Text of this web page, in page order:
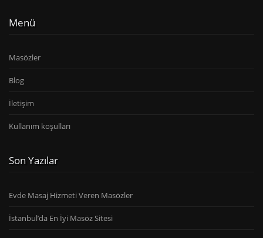
Menü
Masözler
Blog
İletişim
Kullanım koşulları
Son Yazılar
Evde Masaj Hizmeti Veren Masözler
İstanbul’da En İyi Masöz Sitesi